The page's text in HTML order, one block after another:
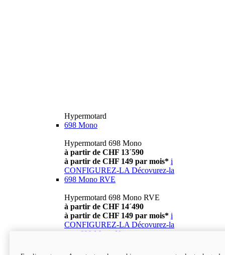
Hypermotard
698 Mono
Hypermotard 698 Mono
à partir de CHF 13´590
à partir de CHF 149 par mois* i
CONFIGUREZ-LA Décovurez-la
698 Mono RVE
Hypermotard 698 Mono RVE
à partir de CHF 14´490
à partir de CHF 149 par mois* i
CONFIGUREZ-LA Décovurez-la
698 Mono Nera
Hypermotard 698 Mono Nera